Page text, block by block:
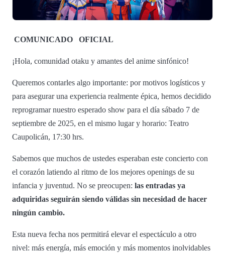
COMUNICADO OFICIAL
¡Hola, comunidad otaku y amantes del anime sinfónico!
Queremos contarles algo importante: por motivos logísticos y
para asegurar una experiencia realmente épica, hemos decidido
reprogramar nuestro esperado show para el día sábado 7 de
septiembre de 2025, en el mismo lugar y horario: Teatro
Caupolicán, 17:30 hrs.
Sabemos que muchos de ustedes esperaban este concierto con
el corazón latiendo al ritmo de los mejores openings de su
infancia y juventud. No se preocupen: las entradas ya
adquiridas seguirán siendo válidas sin necesidad de hacer
ningún cambio.
Esta nueva fecha nos permitirá elevar el espectáculo a otro
nivel: más energía, más emoción y más momentos inolvidables